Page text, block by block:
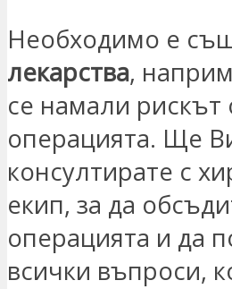
Необходимо е
лекарства,
се намали
операцията. Ще
консултирате с
екип, за да
операцията и да
всички въпроси,